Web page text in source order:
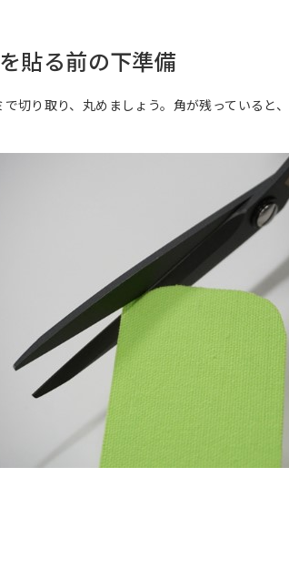
貼る前の下準備
切り取り、丸めましょう。角が残っていると